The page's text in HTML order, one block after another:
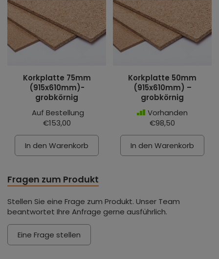
Korkplatte 75mm
(915x610mm)-
grobkörnig
Auf Bestellung
€153,00
In den Warenkorb
Korkplatte 50mm
(915x610mm) –
grobkörnig
Vorhanden
€98,50
In den Warenkorb
Fragen zum Produkt
Stellen Sie eine Frage zum Produkt. Unser Team
beantwortet Ihre Anfrage gerne ausführlich.
Eine Frage stellen